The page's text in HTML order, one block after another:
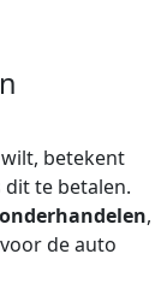
betekent
te betalen.
,
de auto